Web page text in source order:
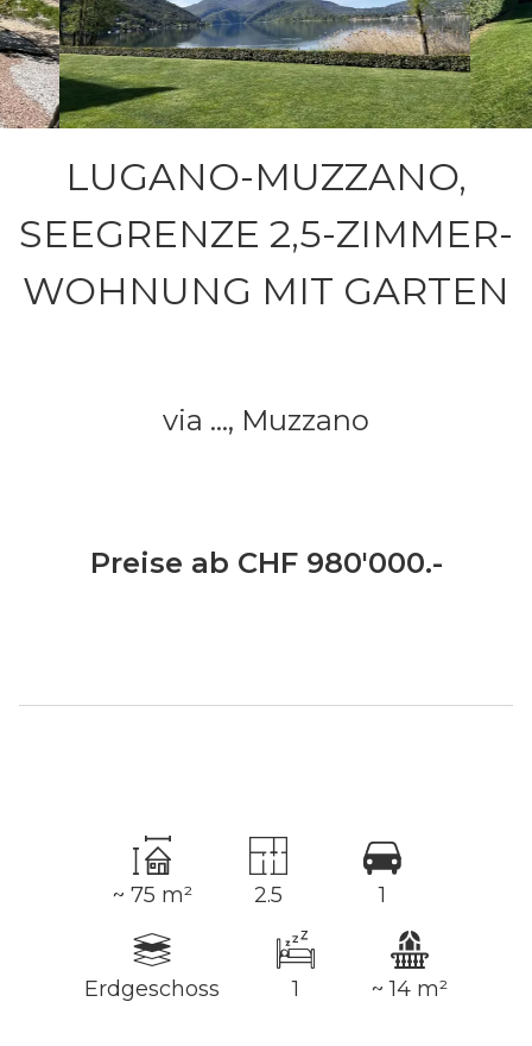
LUGANO-MUZZANO,
SEEGRENZE 2,5-ZIMMER-
WOHNUNG MIT GARTEN
via ..., Muzzano
Preise ab CHF 980'000.-
~ 75 m² 2.5 1
Erdgeschoss 1 ~ 14 m²